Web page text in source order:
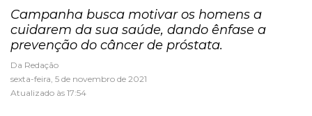
Campanha busca motivar os homens a
cuidarem da sua saúde, dando ênfase a
prevenção do câncer de próstata.
Da Redação
sexta-feira, 5 de novembro de 2021
Atualizado às 17:54